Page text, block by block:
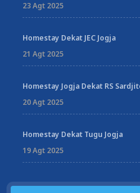
23 Agt 2025
Homestay Dekat JEC Jogja
21 Agt 2025
Homestay Jogja Dekat RS
20 Agt 2025
Homestay Dekat Tugu Jogja
19 Agt 2025